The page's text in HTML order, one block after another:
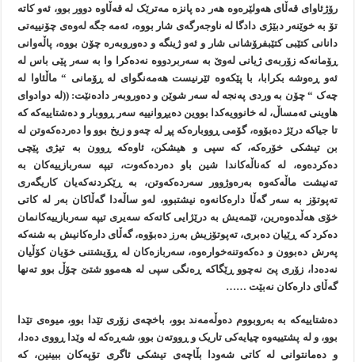
رۆژئاوای قەڵای هەولێرەوە هەر دە پانزە مەترێک لە قەڵاوە دوور بوو، ئەو کاتە
تۆ بە خوێنەر دبێژی دادگا لە ناوجەرگەی شار بووە، ئەمە جگە لەوەی چۆنييەتی
دانانی کتێبی کتێبفرۆشانی شار و ئەو ژينگە و دەوروبەرە چۆن بووە، پاڵەوانی
ڕۆمانەکە زۆربەی ژيانی لەوێ بە سەربردووە نەدەکرا وا بە سەر پێی باس لە
ئەو ڕەوشە بکرابا، با پێکەوە ئێرنيست هەمەنگوای لە ڕۆمانی “ ماڵئاوا لە
چەک “ چۆن بە وردی پەنجە لە سەر شوێن و دەوروبەر دادەنێت: ((لە دوادوای
هاوينی ئەمساڵ، لە خانوويەکدا بووین دەيڕوانييە سەر ڕووبار و دەشتاييەکە کە
تا جياکە درێژ دەبۆوە، گۆمی ڕووبارەکە پڕ لە چەو و زيخ بوو وا دەردەکەوتن لە
بن تيشکی خۆرەکە، کە سپی و هيشکن، ئاوەکە ڕوون بە تيژی پێچی
دەکردەوە، لە کەناڵەکاندا شين باو دەردەکەوت، تيپە سەربازييەکان بە
تەنيشت ماڵەکەوە بەرەوژوور سەردەکەوتن، بە ڕێکردنەکەيان کاريگەری
تەپوتۆز بە سەر گەڵا دارەکانەوە نيشتبوو، لەو ساڵەدا گەڵاکان بەر لە کاتی
خۆی هەڵدەوەرين، ئێمەيش بە درێژایی کاتەکە سەيری تيپە سەربازييەکانمان
دەکرد کە ڕێيان دەبری، تەپوتۆزيش بەرز دەبۆوە، گەڵای دارەکانيش بە شنەکە
پەرش دەبوون و دەکەوتنەخوارەوە، سەربازەکان لە ڕۆيشتنی خۆيان کۆڵيان
نەدەدا، زۆری پێ نەچوو ڕێگاکە ڕەنگی سپی لە هەموو شتێ چۆڵ بوو تەنها
گەڵای دارەکان نەبێت ……
دەشتاييەکە بە بەروبووم دەوڵەمەند بوو، باخچەی زۆری تێدا بوو، ميوەی تێدا
بوو، و لە پشتييەوە چيايەکی تاريک و ڕووتەن بوو، شەڕەکە لە وێدا ڕووی دەدا،
و دەمانتوانی لە کاتی شەودا بڵاچەی تيشکی ئاگری تۆپەکان ببينين، کە